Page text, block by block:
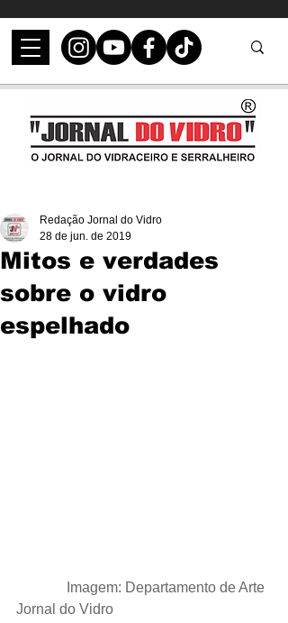
Mitos e verdades
sobre o vidro
espelhado
Redação Jornal do Vidro
28 de jun. de 2019
Jornal do Vidro